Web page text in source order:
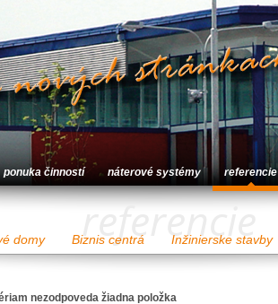
ponuka činností náterové systémy referencie
domy Biznis centrá Inžinierske stavby
referencie
nezodpoveda žiadna položka